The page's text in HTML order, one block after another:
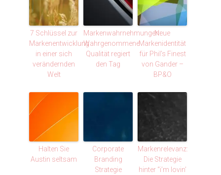
7 Schlüssel zur
Markenentwicklung
in einer sich
verändernden
Welt
Markenwahrnehmungen:
Wahrgenommene
Qualität regiert
den Tag
Neue
Markenidentität
für Phil’s Finest
von Gander –
BP&O
Halten Sie
Austin seltsam
Corporate
Branding
Strategie
Markenrelevanz:
Die Strategie
hinter “i’m lovin’